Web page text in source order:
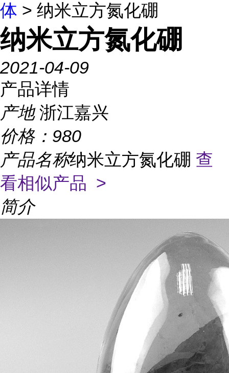
体 > 纳米立方氮化硼
纳米立方氮化硼
2021-04-09
产品详情
产地 浙江嘉兴
价格： 980
产品名称纳米立方氮化硼 查
看相似产品 >
简介